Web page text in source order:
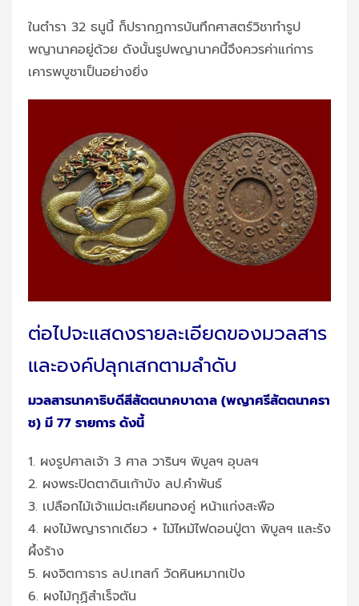
ในตำรา 32 ธนูนี้ ก็ปรากฏการบันทึกศาสตร์วิชาทำรูป
พญานาคอยู่ด้วย ดังนั้นรูปพญานาคนี้จึงควรค่าแก่การ
เคารพบูชาเป็นอย่างยิ่ง
ต่อไปจะแสดงรายละเอียดของมวลสาร
และองค์ปลุกเสกตามลำดับ
มวลสารนาคาธิบดีสีสัตตนาคบาดาล (พญาศรีสัตตนาครา
ช) มี 77 รายการ ดังนี้
1. ผงรูปศาลเจ้า 3 ศาล วารินฯ พิบูลฯ อุบลฯ
2. ผงพระปิดตาดินเก้าบัง ลป.คำพันธ์
3. เปลือกไม้เจ้าแม่ตะเคียนทองคู่ หน้าแก่งสะพือ
4. ผงไม้พญารากเดียว + ไม้ไหม้ไฟดอนปู่ตา พิบูลฯ และรัง
ผึ้งร้าง
5. ผงจิตกาธาร ลป.เทสก์ วัดหินหมากเป้ง
6. ผงไม้กุฏิสำเร็จตัน